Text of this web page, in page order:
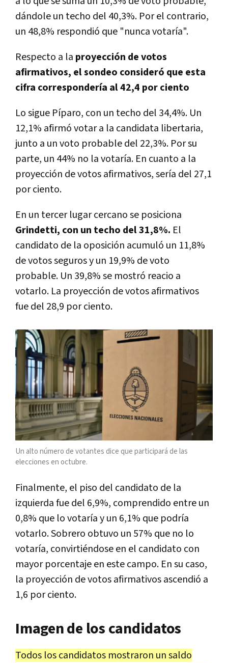
dándole un techo del 40,3%. Por el contrario,
un 48,8% respondió que "nunca votaría".
Respecto a la proyección de votos
afirmativos, el sondeo consideró que esta
cifra correspondería al 42,4 por ciento
Lo sigue Píparo, con un techo del 34,4%. Un
12,1% afirmó votar a la candidata libertaria,
junto a un voto probable del 22,3%. Por su
parte, un 44% no la votaría. En cuanto a la
proyección de votos afirmativos, sería del 27,1
por ciento.
En un tercer lugar cercano se posiciona
Grindetti, con un techo del 31,8%. El
candidato de la oposición acumuló un 11,8%
de votos seguros y un 19,9% de voto
probable. Un 39,8% se mostró reacio a
votarlo. La proyección de votos afirmativos
fue del 28,9 por ciento.
Un alto número de votantes dice que participará de las
elecciones en octubre.
Finalmente, el piso del candidato de la
izquierda fue del 6,9%, comprendido entre un
0,8% que lo votaría y un 6,1% que podría
votarlo. Sobrero obtuvo un 57% que no lo
votaría, convirtiéndose en el candidato con
mayor porcentaje en este campo. En su caso,
la proyección de votos afirmativos ascendió a
1,6 por ciento.
Imagen de los candidatos
Todos los candidatos mostraron un saldo